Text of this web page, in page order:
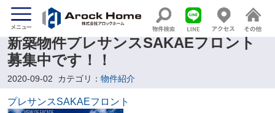
新築物件プレサンスSAKAEフロント
募集中です！！
2020-09-02 カテゴリ： 物件紹介
プレサンスSAKAEフロント